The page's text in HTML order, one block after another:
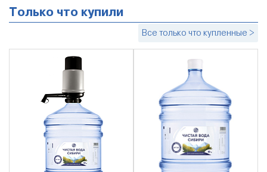
Только что купили
Все только что купленные >